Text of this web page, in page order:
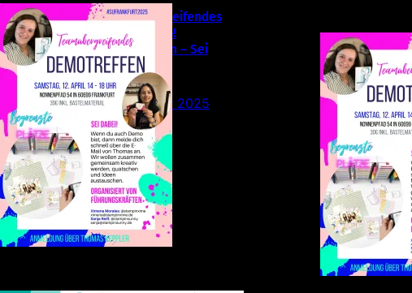
Teamübergreifendes
Stampin‘ Up!
Demotreffen – Sei
dabei!
26. Februar 2025